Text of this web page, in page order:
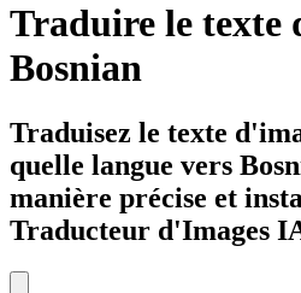
Traduire le texte
Bosnian
Traduisez le texte
quelle langue vers
manière précise et
Traducteur d'Images